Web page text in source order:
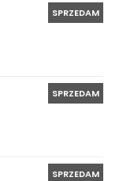
SPRZEDAM
SPRZEDAM
SPRZEDAM